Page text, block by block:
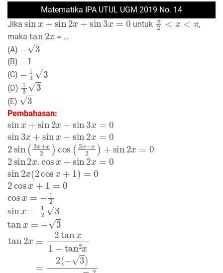
Matematika IPA UTUL UGM 2019 No. 14
Jika
sinx+sin2x+sin3x=0
untuk
π2<x<π
,
maka
tan 2x
= …
(A)
(B)
1
(C)
13 3
(D)
1 33
(E)
3
Pembahasan:
sinx+sin2x+ x
0
sin3 + sinx+sin 2x=0
2sin(3x+x2)cos(3x−x 2 +sin 2x
2 sin2 cosx +sin2 x=
sin2x(2cosx+ 1 )=0
2cosx+1=0
cosx= 1 2
sin
3
tan